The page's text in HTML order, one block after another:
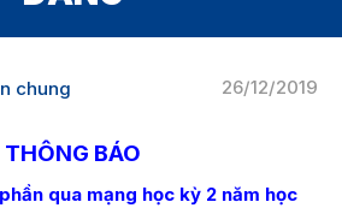
26/12/2019
chung
THÔNG BÁO
qua mạng học kỳ 2 năm học